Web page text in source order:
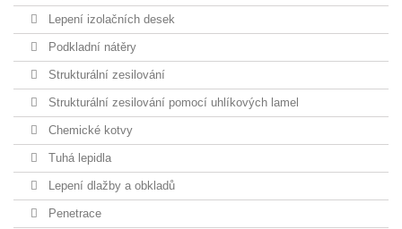
Lepení izolačních desek
Podkladní nátěry
Strukturální zesilování
Strukturální zesilování pomocí uhlíkových lamel
Chemické kotvy
Tuhá lepidla
Lepení dlažby a obkladů
Penetrace